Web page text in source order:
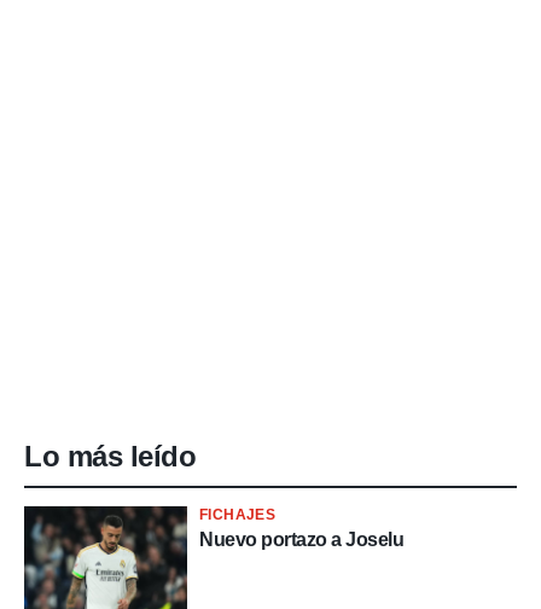
Lo más leído
FICHAJES
Nuevo portazo a Joselu